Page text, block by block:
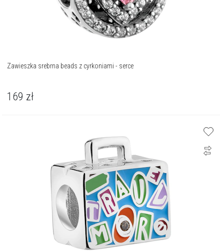
Zawieszka srebrna beads z cyrkoniami - serce
169 zł